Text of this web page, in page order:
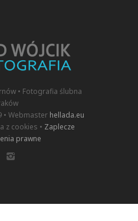
• Fotografia ślubna
• Webmaster hellada.eu
z cookies • Zaplecze
prawne